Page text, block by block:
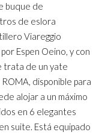
buque de
de eslora
Viareggio
Espen Oeino, y con
trata de un yate
disponible para
alojar a un máximo
en 6 elegantes
suite. Está equipado